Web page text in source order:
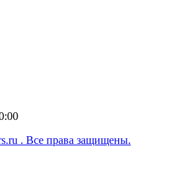
. Все права защищены.